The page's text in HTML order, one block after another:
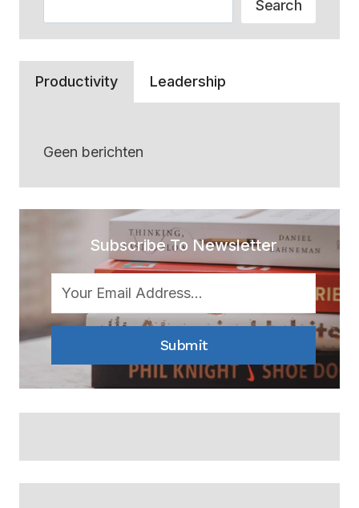
Search
Productivity Leadership
Geen berichten
Subscribe To Newsletter
Submit